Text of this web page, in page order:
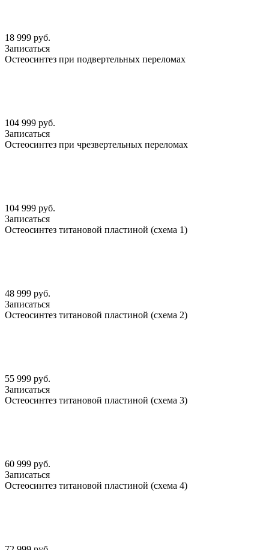
18 999 руб.
Записаться
Остеосинтез при подвертельных переломах
104 999 руб.
Записаться
Остеосинтез при чрезвертельных переломах
104 999 руб.
Записаться
Остеосинтез титановой пластиной (схема 1)
48 999 руб.
Записаться
Остеосинтез титановой пластиной (схема 2)
55 999 руб.
Записаться
Остеосинтез титановой пластиной (схема 3)
60 999 руб.
Записаться
Остеосинтез титановой пластиной (схема 4)